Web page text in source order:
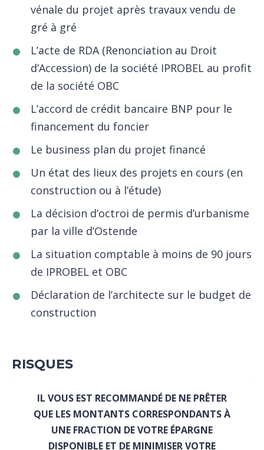
vénale du projet après travaux vendu de
gré à gré
L’acte de RDA (Renonciation au Droit
d’Accession) de la société IPROBEL au profit
de la société OBC
L’accord de crédit bancaire BNP pour le
financement du foncier
Le business plan du projet financé
Un état des lieux des projets en cours (en
construction ou à l’étude)
La décision d’octroi de permis d’urbanisme
par la ville d’Ostende
La situation comptable à moins de 90 jours
de IPROBEL et OBC
Déclaration de l’architecte sur le budget de
construction
RISQUES
IL VOUS EST RECOMMANDÉ DE NE PRÊTER
QUE LES MONTANTS CORRESPONDANTS À
UNE FRACTION DE VOTRE ÉPARGNE
DISPONIBLE ET DE MINIMISER VOTRE